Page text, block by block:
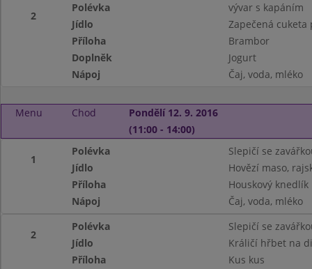
2
Polévka
vývar s kapáním
Jídlo
Zapečená
Příloha
Brambor
Doplněk
Jogurt
Nápoj
Čaj, voda, mléko
Menu Chod
Pondělí 12. 9. 2016
(11:00 - 14:00)
1
Polévka
Slepičí se
Jídlo
Hovězí maso,
Příloha
Houskový knedlík
Nápoj
Čaj, voda, mléko
2
Polévka
Slepičí se
Jídlo
Králičí hřbet na
Příloha
Kus kus